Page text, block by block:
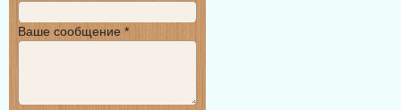
Ваше сообщение *